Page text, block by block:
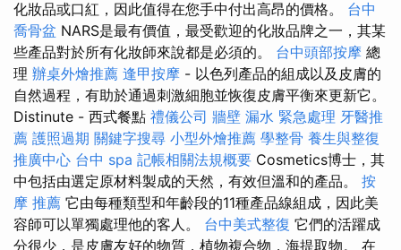
化妝品或口紅，因此值得在您手中付出高昂的價格。 台中
喬骨盆 NARS是最有價值，最受歡迎的化妝品牌之一，其某
些產品對於所有化妝師來說都是必須的。 台中頭部按摩 總
理 辦桌外燴推薦 逢甲按摩 - 以色列產品的組成以及皮膚的
自然過程，有助於通過刺激細胞並恢復皮膚平衡來更新它。
Distinute - 西式餐點 禮儀公司 牆壁 漏水 緊急處理 牙醫推
薦 護照過期 關鍵字搜尋 小型外燴推薦 學整骨 養生與整復
推廣中心 台中 spa 記帳相關法規概要 Cosmetics博士，其
中包括由選定原材料製成的天然，有效但溫和的產品。 按
摩 推薦 它由每種類型和年齡段的11種產品線組成，因此美
容師可以單獨處理他的客人。 台中美式整復 它們的活躍成
分很少，是皮膚友好的物質，植物複合物，海提取物。 在